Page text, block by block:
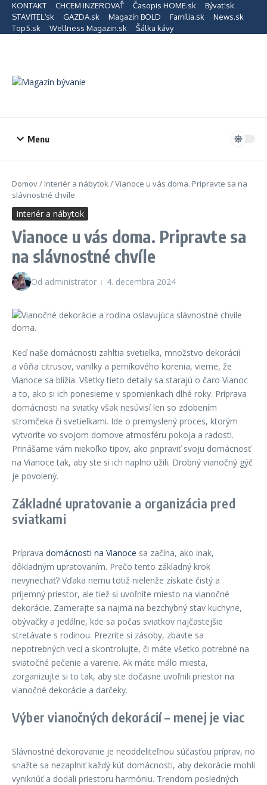
Preskočiť na obsah
KONTAKT CHCEM INZEROVAŤ Časopis HOME.sk
Bývať.sk
STAVITEĽ.sk
GAZDA.sk Magazín BOLD Família.sk
News.sk
Top5.sk
Wellness Magazin.sk Šálka kávy
Menu
Domov/ Interiér a nábytok/Vianoce u vás doma. Pripravte sa na
slávnostné chvíle
Interiér a nábytok
Vianoce u vás doma. Pripravte sa
na slávnostné chvíle
Od administrator 4. decembra 2024
Keď naše domácnosti zahltia svetielka, množstvo dekorácií
a vôňa citrusov, vanilky a perníkového korenia, vieme, že
Vianoce sa blížia. Všetky tieto detaily sa starajú o čaro Vianoc
a to, ako si ich ponesieme v spomienkach dlhé roky. Príprava
domácnosti na sviatky však nesúvisí len so zdobením
stromčeka či svetielkami. Ide o premyslený proces, ktorým
vytvoríte vo svojom domove atmosféru pokoja a radosti.
Prinášame vám niekoľko tipov, ako pripraviť svoju domácnosť
na Vianoce tak, aby ste si ich naplno užili. Drobný vianočný gýč
je povolený.
Základné upratovanie a organizácia pred
sviatkami
Príprava domácnosti na Vianoce sa začína, ako inak,
dôkladným upratovaním. Prečo tento základný krok
nevynechať? Vďaka nemu totiž nielenže získate čistý a
príjemný priestor, ale tiež si uvoľníte miesto na vianočné
dekorácie. Zamerajte sa najmä na bezchybný stav kuchyne,
obývačky a jedálne, kde sa počas sviatkov najčastejšie
stretávate s rodinou. Prezrite si zásoby, zbavte sa
nepotrebných vecí a skontrolujte, či máte všetko potrebné na
sviatočné pečenie a varenie. Ak máte málo miesta,
zorganizujte si to tak, aby ste dočasne uvoľnili priestor na
vianočné dekorácie a darčeky.
Výber vianočných dekorácií – menej je viac
Slávnostné dekorovanie je neoddeliteľnou súčasťou príprav, no
snažte sa nezaplniť každý kút domácnosti, aby dekorácie mohli
vyniknúť a dodali priestoru harmóniu. Trendom posledných